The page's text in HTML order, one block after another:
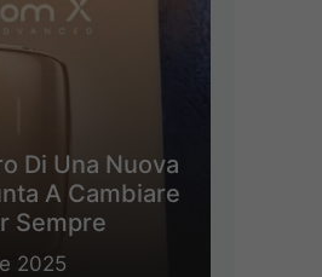
Di Una Nuova
A Cambiare
Sempre
2025